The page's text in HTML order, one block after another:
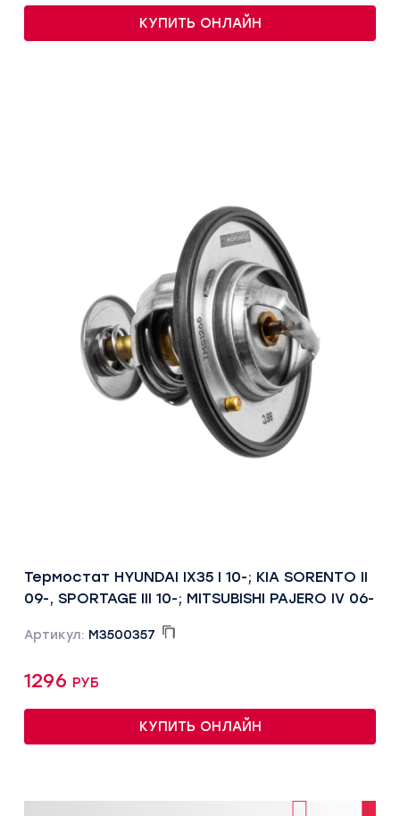
КУПИТЬ ОНЛАЙН
Термостат HYUNDAI IX35 I 10-; KIA SORENTO II
09-, SPORTAGE III 10-; MITSUBISHI PAJERO IV 06-
Артикул: M3500357
1296 руб
КУПИТЬ ОНЛАЙН